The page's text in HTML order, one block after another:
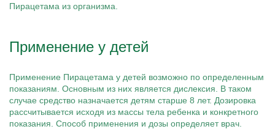
Пирацетама из организма.
Применение у детей
Применение Пирацетама у детей возможно по определенным
показаниям. Основным из них является дислексия. В таком
случае средство назначается детям старше 8 лет. Дозировка
рассчитывается исходя из массы тела ребенка и конкретного
показания. Способ применения и дозы определяет врач.